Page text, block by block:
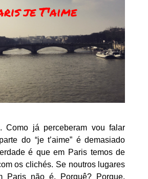
Como já perceberam vou falar
do “je t’aime” é demasiado
é que em Paris temos de
os clichés. Se noutros lugares
Paris não é. Porquê? Porque,